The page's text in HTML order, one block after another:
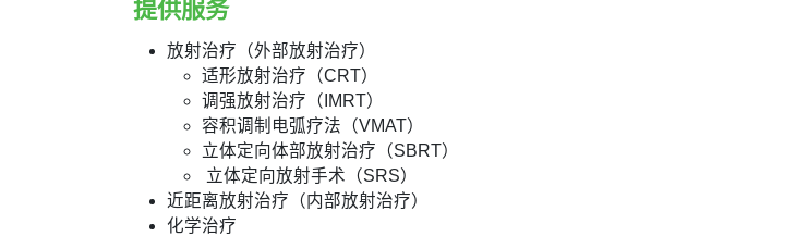
提供服务
放射治疗（外部放射治疗）
适形放射治疗（CRT）
调强放射治疗（IMRT）
容积调制电弧疗法（VMAT）
立体定向体部放射治疗（SBRT）
立体定向放射手术（SRS）
近距离放射治疗（内部放射治疗）
化学治疗